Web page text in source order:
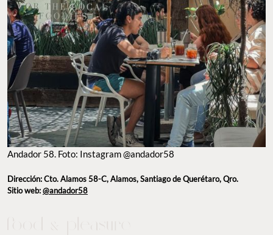
Andador 58. Foto: Instagram @andador58
Dirección: Cto. Alamos 58-C, Alamos, Santiago de Querétaro, Qro.
Sitio web:@andador58